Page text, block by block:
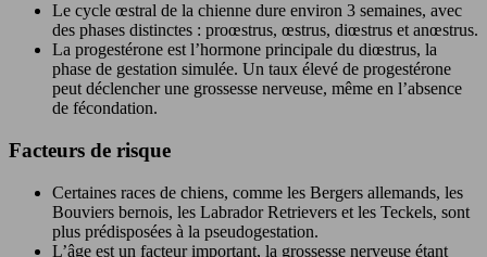
Le cycle œstral de la chienne dure environ 3 semaines, avec
des phases distinctes : proœstrus, œstrus, diœstrus et anœstrus.
La progestérone est l’hormone principale du diœstrus, la
phase de gestation simulée. Un taux élevé de progestérone
peut déclencher une grossesse nerveuse, même en l’absence
de fécondation.
Facteurs de risque
Certaines races de chiens, comme les Bergers allemands, les
Bouviers bernois, les Labrador Retrievers et les Teckels, sont
plus prédisposées à la pseudogestation.
L’âge est un facteur important, la grossesse nerveuse étant